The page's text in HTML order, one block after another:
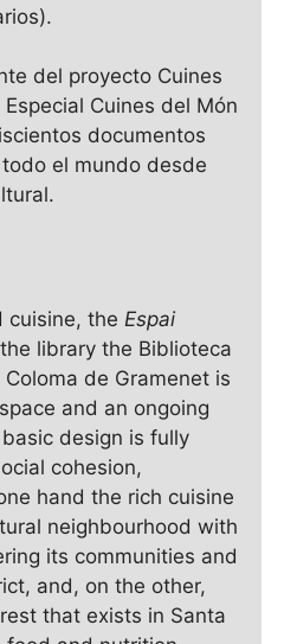
del proyecto Cuines
Cuines del Món
documentos
el mundo desde
cuisine, the Espai
library the Biblioteca
de Gramenet is
and an ongoing
design is fully
cohesion,
hand the rich cuisine
neighbourhood with
its communities and
and, on the other,
that exists in Santa